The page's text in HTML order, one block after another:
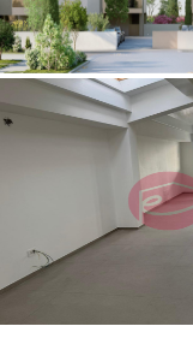
Calisese -